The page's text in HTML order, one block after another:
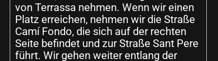
von Terrassa nehmen. Wenn wir einen
Platz erreichen, nehmen wir die Straße
Camí Fondo, die sich auf der rechten
Seite befindet und zur Straße Sant Pere
führt. Wir gehen weiter entlang der